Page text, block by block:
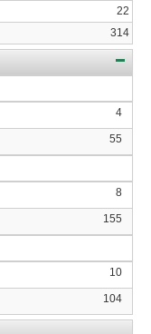
22
314
4
55
8
155
10
104